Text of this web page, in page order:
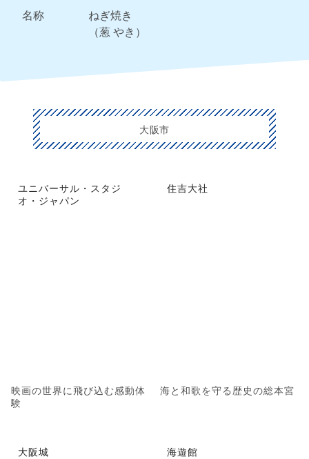
名称
ねぎ焼き
（葱 やき）
大阪市
ユニバーサル・スタジ
オ・ジャパン
映画の世界に飛び込む感動体
験
住吉大社
海と和歌を守る歴史の総本宮
大阪城 海遊館